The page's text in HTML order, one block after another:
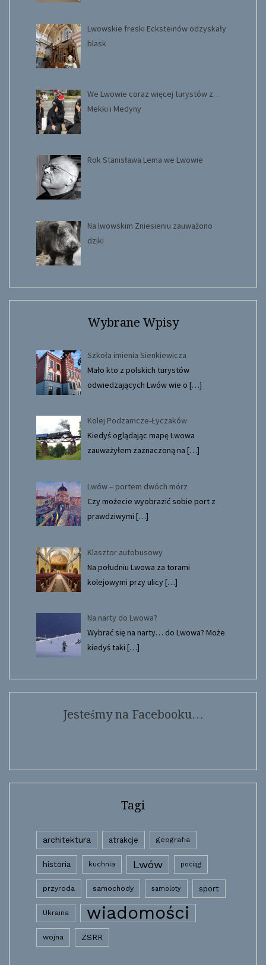
Lwowskie freski Ecksteinów odzyskały
blask
We Lwowie coraz więcej turystów z…
Mekki i Medyny
Rok Stanisława Lema we Lwowie
Na lwowskim Zniesieniu zauważono
dziki
Wybrane Wpisy
Szkoła imienia Sienkiewicza
Mało kto z polskich turystów
odwiedzających Lwów wie o […]
Kolej Podzamcze-Łyczaków
Kiedyś oglądając mapę Lwowa
zauważyłem zaznaczoną na […]
Lwów – portem dwóch mórz
Czy możecie wyobrazić sobie port z
prawdziwymi […]
Klasztor autobusowy
Na południu Lwowa za torami
kolejowymi przy ulicy[…]
Na narty do Lwowa?
Wybrać się na narty… do Lwowa? Może
kiedyś taki […]
Jesteśmy na Facebooku…
Tagi
architektura atrakcje geografia
historia kuchnia Lwów pociąg
przyroda samochody samoloty sport
Ukraina wiadomości
wojna ZSRR